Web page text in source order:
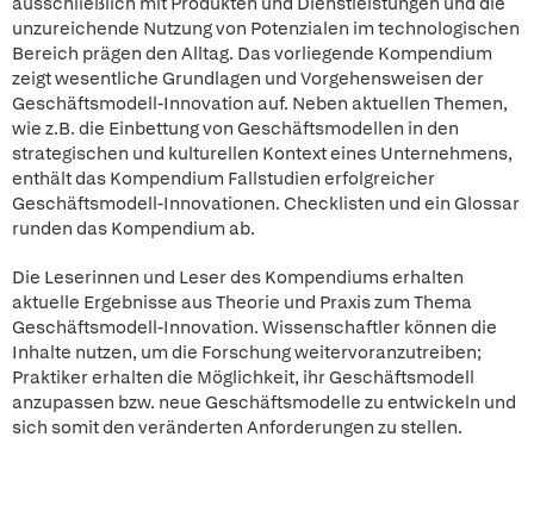
unzureichende Nutzung von Potenzialen im technologischen
Bereich prägen den Alltag. Das vorliegende Kompendium
zeigt wesentliche Grundlagen und Vorgehensweisen der
Geschäftsmodell-Innovation auf. Neben aktuellen Themen,
wie z.B. die Einbettung von Geschäftsmodellen in den
strategischen und kulturellen Kontext eines Unternehmens,
enthält das Kompendium Fallstudien erfolgreicher
Geschäftsmodell-Innovationen. Checklisten und ein Glossar
runden das Kompendium ab.
Die Leserinnen und Leser des Kompendiums erhalten
aktuelle Ergebnisse aus Theorie und Praxis zum Thema
Geschäftsmodell-Innovation. Wissenschaftler können die
Inhalte nutzen, um die Forschung weitervoranzutreiben;
Praktiker erhalten die Möglichkeit, ihr Geschäftsmodell
anzupassen bzw. neue Geschäftsmodelle zu entwickeln und
sich somit den veränderten Anforderungen zu stellen.